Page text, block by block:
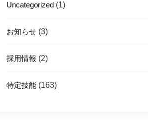
Uncategorized (1)
お知らせ (3)
採用情報 (2)
特定技能 (163)